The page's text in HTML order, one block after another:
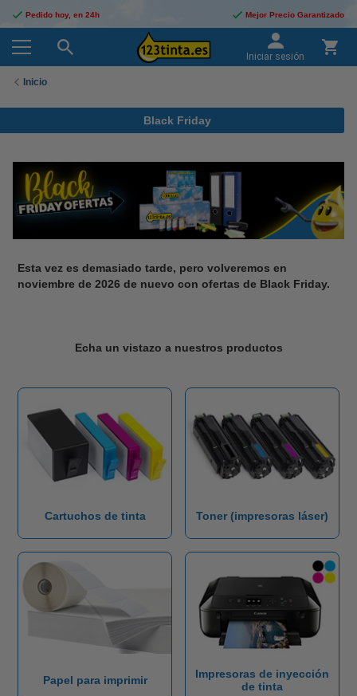
Pedido hoy, en 24h Mejor Precio Garantizado
Iniciar sesión
Inicio
Black Friday
Esta vez es demasiado tarde, pero volveremos en
noviembre de 2026 de nuevo con ofertas de Black Friday.
Echa un vistazo a nuestros productos
Cartuchos de tinta Toner (impresoras láser)
Papel para imprimir
Impresoras de inyección
de tinta